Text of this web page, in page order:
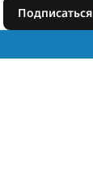
Подписаться